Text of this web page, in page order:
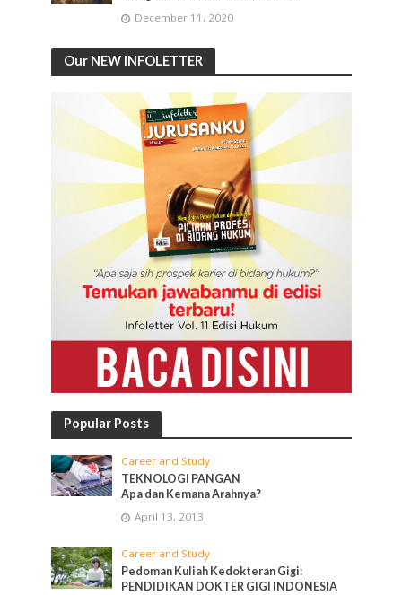
December 11, 2020
Our NEW INFOLETTER
Popular Posts
Career and Study
TEKNOLOGI PANGAN
Apa dan Kemana Arahnya?
April 13, 2013
Career and Study
Pedoman Kuliah Kedokteran Gigi:
PENDIDIKAN DOKTER GIGI INDONESIA